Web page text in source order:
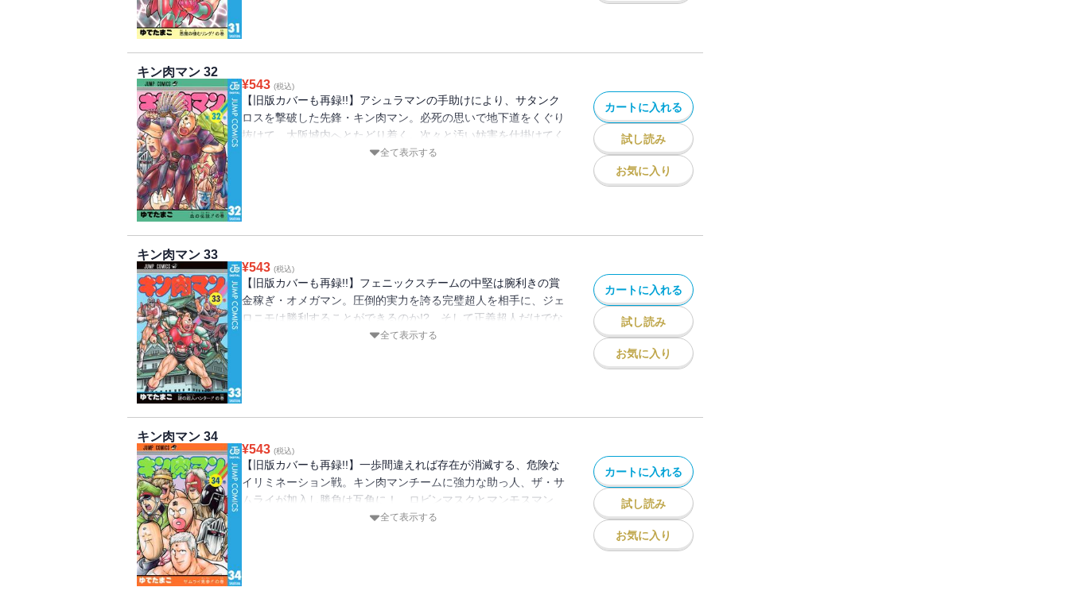
キン肉マン 32
¥543 (税込)
【旧版カバーも再録!!】アシュラマンの手助けにより、サタンク
ロスを撃破した先鋒・キン肉マン。必死の思いで地下道をくぐり
抜けて、大阪城内へとたどり着く。次々と汚い妨害を仕掛けてく
るフェニックスチームに、次鋒・ラーメンマンの静かなる怒りが
全て表示する
カートに入れる
試し読み
お気に入り
キン肉マン 33
¥543 (税込)
【旧版カバーも再録!!】フェニックスチームの中堅は腕利きの賞
金稼ぎ・オメガマン。圧倒的実力を誇る完璧超人を相手に、ジェ
ロニモは勝利することができるのか!? そして正義超人だけでな
く、ビビンバにまで手を出されたキン肉マンの怒りが爆発する！
全て表示する
カートに入れる
試し読み
お気に入り
キン肉マン 34
¥543 (税込)
【旧版カバーも再録!!】一歩間違えれば存在が消滅する、危険な
イリミネーション戦。キン肉マンチームに強力な助っ人、ザ・サ
ムライが加入し勝負は互角に！ ロビンマスクとマンモスマン、
ザ・サムライとオメガマンが激闘を繰り広げる！
全て表示する
カートに入れる
試し読み
お気に入り